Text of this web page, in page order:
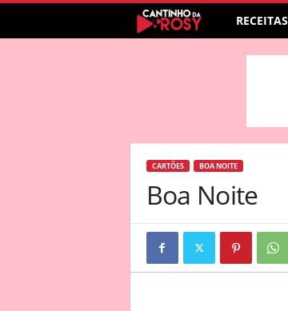
RECEITAS
CARTÕES BOA NOITE
Boa Noite